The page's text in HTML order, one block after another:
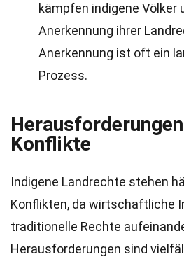
kämpfen indigene Völker
Anerkennung ihrer
Anerkennung ist oft ein
Prozess.
Konflikte
Indigene Landrechte stehen
Konflikten, da wirtschaftliche
traditionelle Rechte
Herausforderungen sind